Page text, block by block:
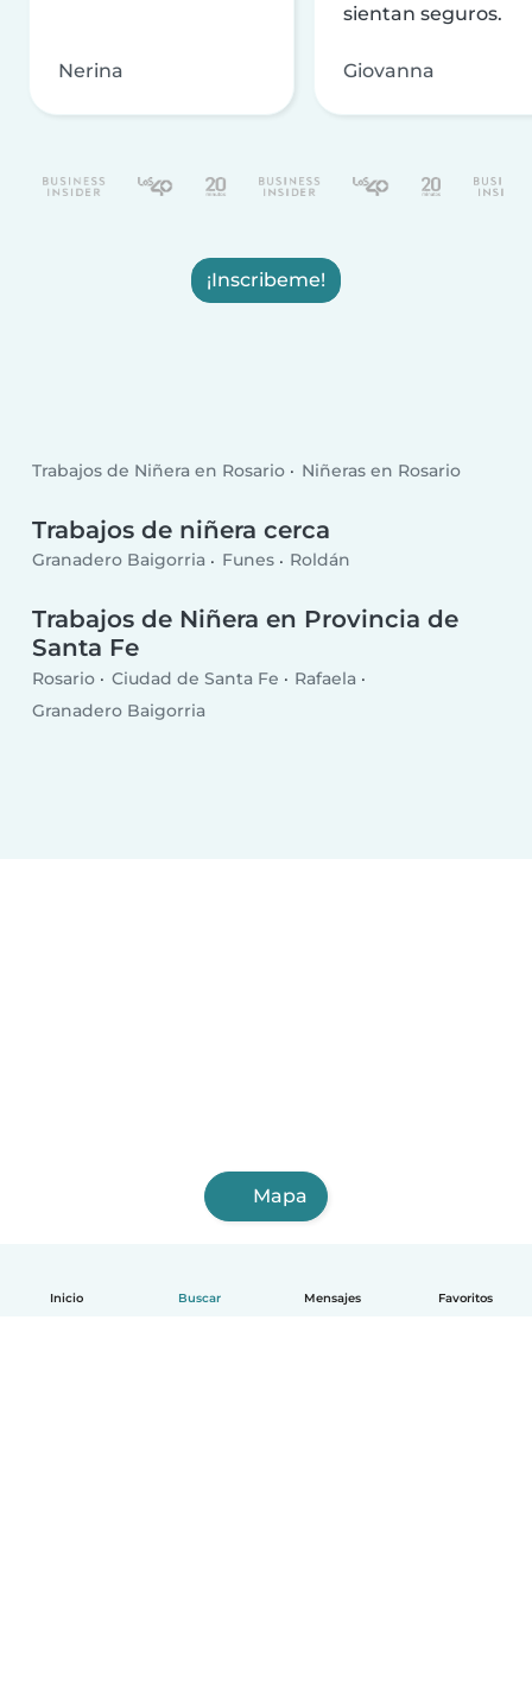
Inicio Buscar Mensajes Favoritos
Nerina
sientan seguros.
Giovanna
¡Inscribeme!
Trabajos de Niñera en Rosario Niñeras en Rosario
Trabajos de niñera cerca
Granadero Baigorria Funes Roldán
Trabajos de Niñera en Provincia de
Santa Fe
Rosario Ciudad de Santa Fe
Rafaela
Granadero Baigorria
Mapa